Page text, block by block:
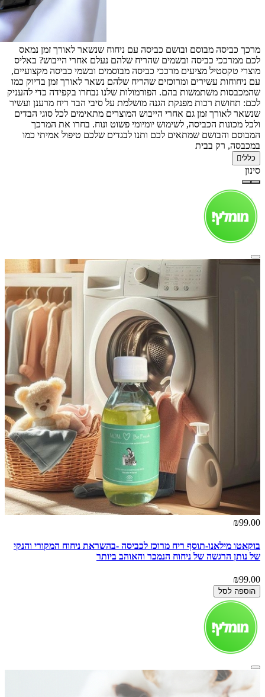
מרכך כביסה מבוסם ובושם כביסה עם ניחוח שנשאר לאורך זמן נמאס
לכם ממרככי כביסה ובשמים שהריח שלהם נעלם אחרי הייבוש? באליס
מוצרי טקסטיל מציעים מרככי כביסה מבוסמים ובשמי כביסה מקצועיים,
עם ניחוחות עשירים ומרוכזים שהריח שלהם נשאר לאורך זמן בדיוק כמו
שהמכבסות משתמשות בהם. הפורמולות שלנו נבחרו בקפידה כדי להעניק
לכם: תחושת רכות מפנקת הגנה מושלמת על סיבי הבד ריח מרענן ועשיר
שנשאר לאורך זמן גם אחרי הייבוש המוצרים מתאימים לכל סוגי הבדים
ולכל מכונות הכביסה, לשימוש יומיומי פשוט ונוח. בחרו את המרכך
המבוסם והבושם שמתאים לכם ותנו לבגדים שלכם טיפול אמיתי כמו
במכבסה, רק בבית
כללי
סינון
₪99.00
בוקאטו מילאנו-תוסף ריח מרוכז לכביסה -בהשראת ניחוח המקורי והנקי
של נותן הרגשה של ניחוח הנמכר והאוהב ביותר
₪99.00
הוספה לסל